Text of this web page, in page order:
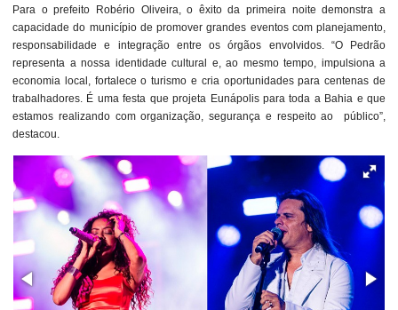
Para o prefeito Robério Oliveira, o êxito da primeira noite demonstra a
capacidade do município de promover grandes eventos com planejamento,
responsabilidade e integração entre os órgãos envolvidos. “O Pedrão
representa a nossa identidade cultural e, ao mesmo tempo, impulsiona a
economia local, fortalece o turismo e cria oportunidades para centenas de
trabalhadores. É uma festa que projeta Eunápolis para toda a Bahia e que
estamos realizando com organização, segurança e respeito ao público”,
destacou.